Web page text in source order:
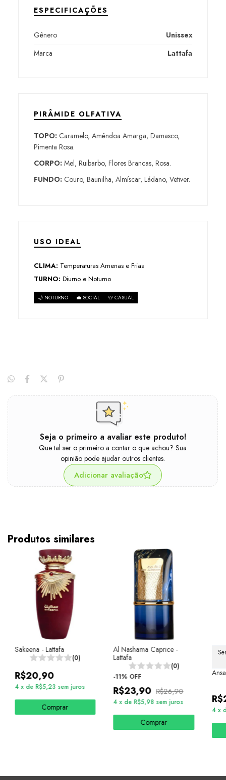
ESPECIFICAÇÕES
Gênero
Unissex
Marca
Lattafa
PIRÂMIDE OLFATIVA
TOPO:Caramelo, Amêndoa Amarga, Damasco,
Pimenta Rosa.
CORPO:Mel, Ruibarbo, Flores Brancas, Rosa.
FUNDO:Couro, Baunilha, Almíscar, Ládano, Vetiver.
USO IDEAL
CLIMA: Temperaturas Amenas e Frias
TURNO: Diurno e Noturno
🌙 NOTURNO 💼 SOCIAL 👕 CASUAL
Seja o primeiro a avaliar este produto!
Que tal ser o primeiro a contar o que achou? Sua
opinião pode ajudar outros clientes.
Adicionar avaliação
Produtos similares
Sakeena - Lattafa
(0)
R$20,90
4 x de R$5,23 sem juros
Comprar
Al Nashama Caprice -
Lattafa
(0)
-11% OFF
R$23,90 R$26,90
4 xdeR$5,98 sem juros
Comprar
4 x